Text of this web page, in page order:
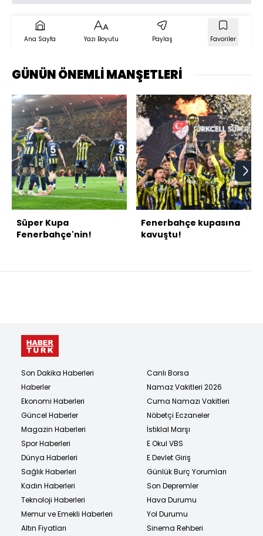
Ana Sayfa Yazı Boyutu Paylaş Favoriler
GÜNÜN ÖNEMLİ MANŞETLERİ
Süper Kupa
Fenerbahçe'nin!
Fenerbahçe kupasına
kavuştu!
Son Dakika Haberleri
Haberler
Ekonomi Haberleri
Güncel Haberler
Magazin Haberleri
Spor Haberleri
Dünya Haberleri
Sağlık Haberleri
Kadın Haberleri
Teknoloji Haberleri
Memur ve Emekli Haberleri
Altın Fiyatları
Canlı Borsa
Namaz Vakitleri 2026
Cuma Namazı Vakitleri
Nöbetçi Eczaneler
İstiklal Marşı
E Okul VBS
E Devlet Giriş
Günlük Burç Yorumları
Son Depremler
Hava Durumu
Yol Durumu
Sinema Rehberi